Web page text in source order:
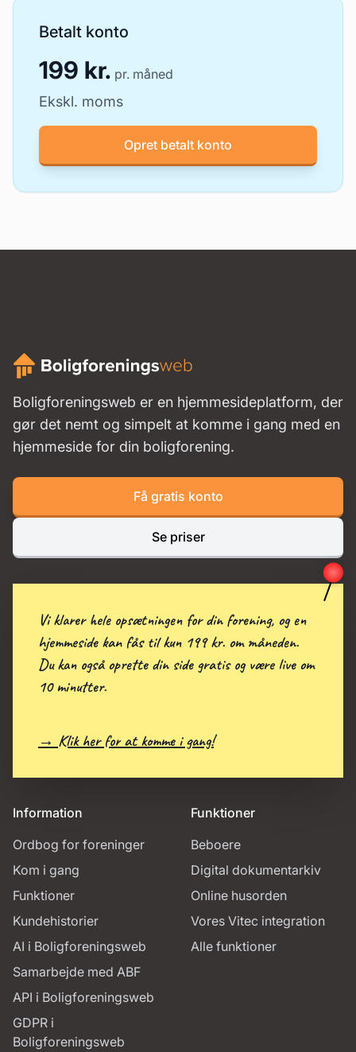
Betalt konto
199 kr. pr. måned
Ekskl. moms
Opret betalt konto
Boligforeningsweb er en hjemmesideplatform, der
gør det nemt og simpelt at komme i gang med en
hjemmeside for din boligforening.
Få gratis konto
Se priser
Information
Ordbog for foreninger
Kom i gang
Funktioner
Kundehistorier
AI i Boligforeningsweb
Samarbejde med ABF
API i Boligforeningsweb
GDPR i
Boligforeningsweb
Funktioner
Beboere
Digital dokumentarkiv
Online husorden
Vores Vitec integration
Alle funktioner
Vi klarer hele opsætningen for din forening, og en
hjemmeside kan fås til kun 199 kr. om måneden.
Du kan også oprette din side gratis og være live om
10 minutter.
→ Klik her for at komme i gang!